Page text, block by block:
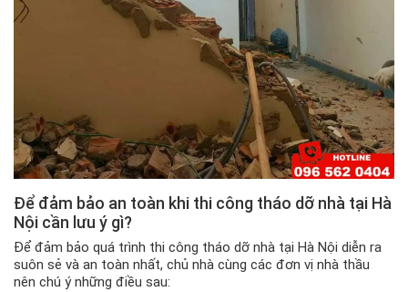
Để đảm bảo an toàn khi thi công tháo dỡ nhà tại Hà
Nội cần lưu ý gì?
Để đảm bảo quá trình thi công tháo dỡ nhà tại Hà Nội diễn ra
suôn sẻ và an toàn nhất, chủ nhà cùng các đơn vị nhà thầu
nên chú ý những điều sau: